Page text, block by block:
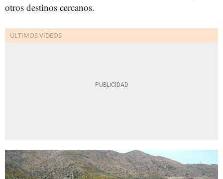
otros destinos cercanos.